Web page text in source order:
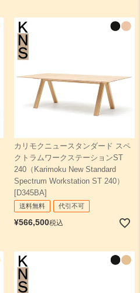
カリモクニュースタンダード スペ
クトラムワークステーションST
240（Karimoku New Standard
Spectrum Workstation ST 240）
[D345BA]
送料無料 代引不可
¥566,500税込